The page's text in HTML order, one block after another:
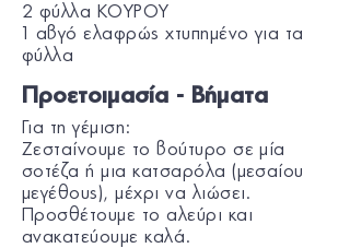
2 φύλλα ΚΟΥΡΟΥ
1 αβγό ελαφρώς χτυπημένο για τα
φύλλα
Προετοιμασία - Βήματα
Για τη γέμιση:
Ζεσταίνουμε το βούτυρο σε μία
σοτέζα ή μια κατσαρόλα (μεσαίου
μεγέθους), μέχρι να λιώσει.
Προσθέτουμε το αλεύρι και
ανακατεύουμε καλά.